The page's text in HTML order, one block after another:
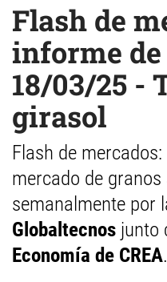
Flash de
informe
18/03/25 -
girasol
Flash de
mercado de
semanalmente por
Globaltecnos junto
Economía de CREA.